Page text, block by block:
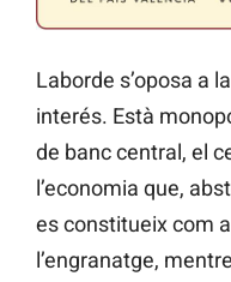
Laborde s’oposa a
interés. Està
de banc central, el
l’economia que,
es constitueix com
l’engranatge,